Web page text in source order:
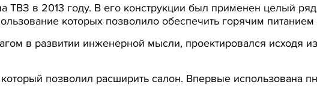
ТВЗ в 2013 году. В его конструкции был применен целый
которых позволило обеспечить горячим
в развитии инженерной мысли, проектировался исходя
позволил расширить салон. Впервые использована